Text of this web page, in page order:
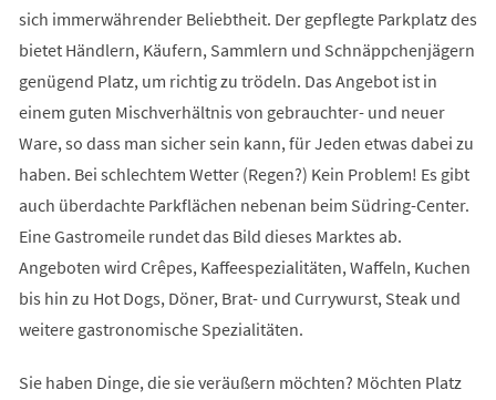
sich immerwährender Beliebtheit. Der gepflegte Parkplatz des
bietet Händlern, Käufern, Sammlern und Schnäppchenjägern
genügend Platz, um richtig zu trödeln. Das Angebot ist in
einem guten Mischverhältnis von gebrauchter- und neuer
Ware, so dass man sicher sein kann, für Jeden etwas dabei zu
haben. Bei schlechtem Wetter (Regen?) Kein Problem! Es gibt
auch überdachte Parkflächen nebenan beim Südring-Center.
Eine Gastromeile rundet das Bild dieses Marktes ab.
Angeboten wird Crêpes, Kaffeespezialitäten, Waffeln, Kuchen
bis hin zu Hot Dogs, Döner, Brat- und Currywurst, Steak und
weitere gastronomische Spezialitäten.
Sie haben Dinge, die sie veräußern möchten? Möchten Platz